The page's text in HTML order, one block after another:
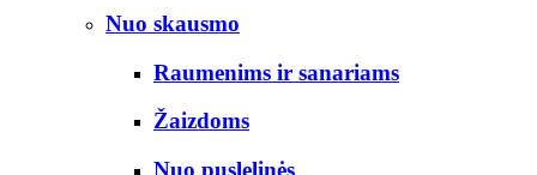
Nuo skausmo
Raumenims ir sanariams
Žaizdoms
Nuo puslelinės